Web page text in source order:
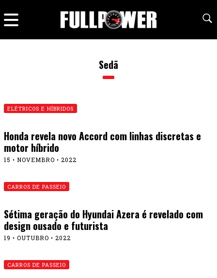
Sedã
ELÉTRICOS E HÍBRIDOS
Honda revela novo Accord com linhas discretas e
motor híbrido
15 • NOVEMBRO • 2022
CARROS DE PASSEIO
Sétima geração do Hyundai Azera é revelado com
design ousado e futurista
19 • OUTUBRO • 2022
CARROS DE PASSEIO